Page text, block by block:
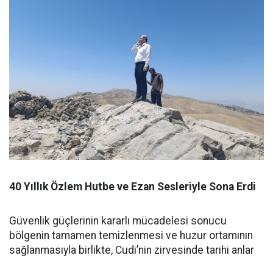
40 Yıllık Özlem Hutbe ve Ezan Sesleriyle Sona Erdi
Güvenlik güçlerinin kararlı mücadelesi sonucu
bölgenin tamamen temizlenmesi ve huzur ortamının
sağlanmasıyla birlikte, Cudi’nin zirvesinde tarihi anlar